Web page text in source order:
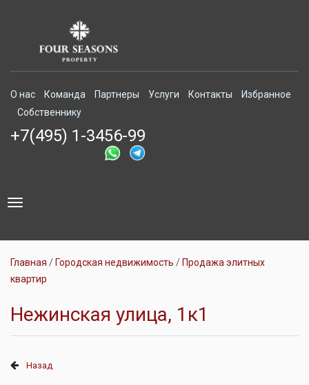
О нас Команда Партнеры Услуги Контакты
Избранное
Собственнику
+7(495) 1-3456-99
Toggle
Главная Городская недвижимость
Продажа элитных
квартир
Нежинская улица, 1к1
Назад